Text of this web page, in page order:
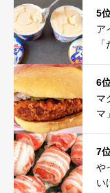
5
ア
6
マ
マ
7
や
い